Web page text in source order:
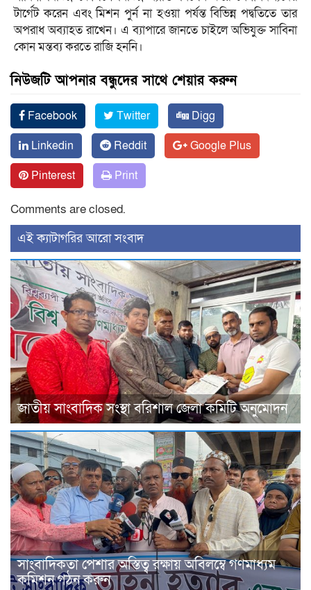
টার্গেট করেন এবং মিশন পুর্ন না হওয়া পর্যন্ত বিভিন্ন পদ্বতিতে তার
অপরাধ অব্যাহত রাখেন। এ ব্যাপারে জানতে চাইলে অভিযুক্ত সাবিনা
কোন মন্তব্য করতে রাজি হননি।
নিউজটি আপনার বন্ধুদের সাথে শেয়ার করুন
Facebook Twitter
Digg
Linkedin
Reddit
Google Plus
Pinterest
Print
Comments are closed.
‍এই ক্যাটাগরির ‍আরো সংবাদ
জাতীয় সাংবাদিক সংস্থা বরিশাল জেলা কমিটি অনুমোদন
সাংবাদিকতা পেশার অস্তিত্ব রক্ষায় অবিলম্বে গণমাধ্যম
কমিশন গঠন করুন